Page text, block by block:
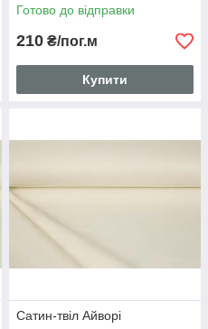
Готово до відправки
210 ₴/пог.м
Купити
Сатин-твіл Айворі